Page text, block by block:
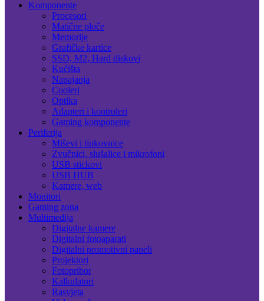
Komponente
Procesori
Matične ploče
Memorije
Grafičke kartice
SSD, M2, Hard diskovi
Kućišta
Napajanja
Cooleri
Optika
Adapteri i kontroleri
Gaming komponente
Periferija
Miševi i tipkovnice
Zvučnici, slušalice i mikrofoni
USB stickovi
USB HUB
Kamere, web
Monitori
Gaming zona
Multimedija
Digitalne kamere
Digitalni fotoaparati
Digitalni promotivni paneli
Projektori
Fotopribor
Kalkulatori
Rasvjeta